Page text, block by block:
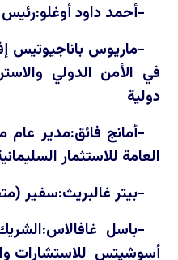
-أحمد داود أوغلو:رئيس وزراء
-ماريوس باناجيوتيس
في الأمن الدولي
دولية
-أمانج فائق:مدير عام
العامة للاستثمار
-بيتر غالبريث:سفير
-باسل
أسوشيتس للاستشارات